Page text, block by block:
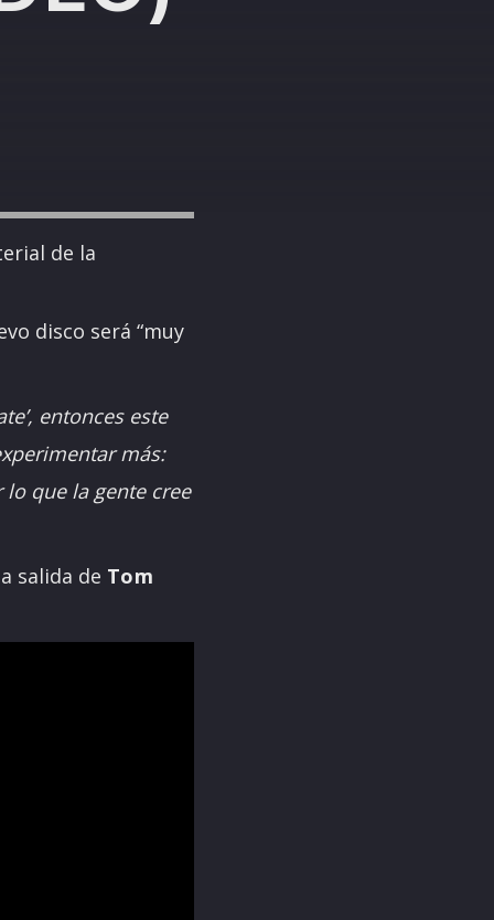
de la
disco será “muy
entonces este
más:
que la gente cree
salida de Tom